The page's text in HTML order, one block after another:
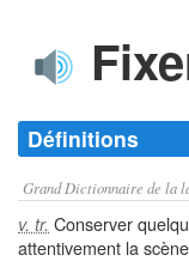
Définitions
Grand Dictionnaire de la
v. tr. Conserver
attentivement la